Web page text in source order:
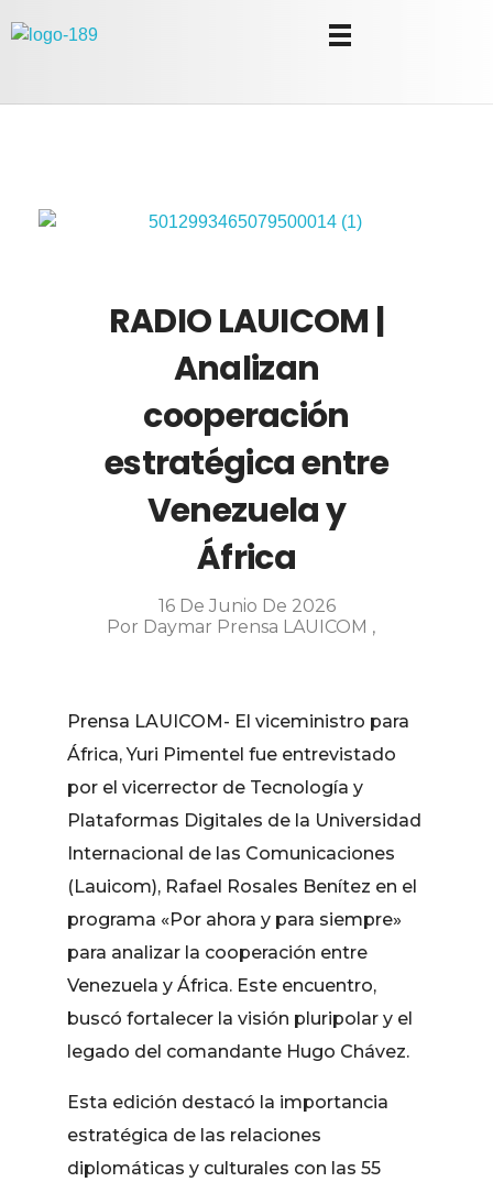
RADIO LAUICOM |
Analizan
cooperación
estratégica entre
Venezuela y
África
16 De Junio De 2026
Por Daymar Prensa LAUICOM
Prensa LAUICOM- El viceministro para
África, Yuri Pimentel fue entrevistado
por el vicerrector de Tecnología y
Plataformas Digitales de la Universidad
Internacional de las Comunicaciones
(Lauicom), Rafael Rosales Benítez en el
programa «Por ahora y para siempre»
para analizar la cooperación entre
Venezuela y África. Este encuentro,
buscó fortalecer la visión pluripolar y el
legado del comandante Hugo Chávez.
Esta edición destacó la importancia
estratégica de las relaciones
diplomáticas y culturales con las 55